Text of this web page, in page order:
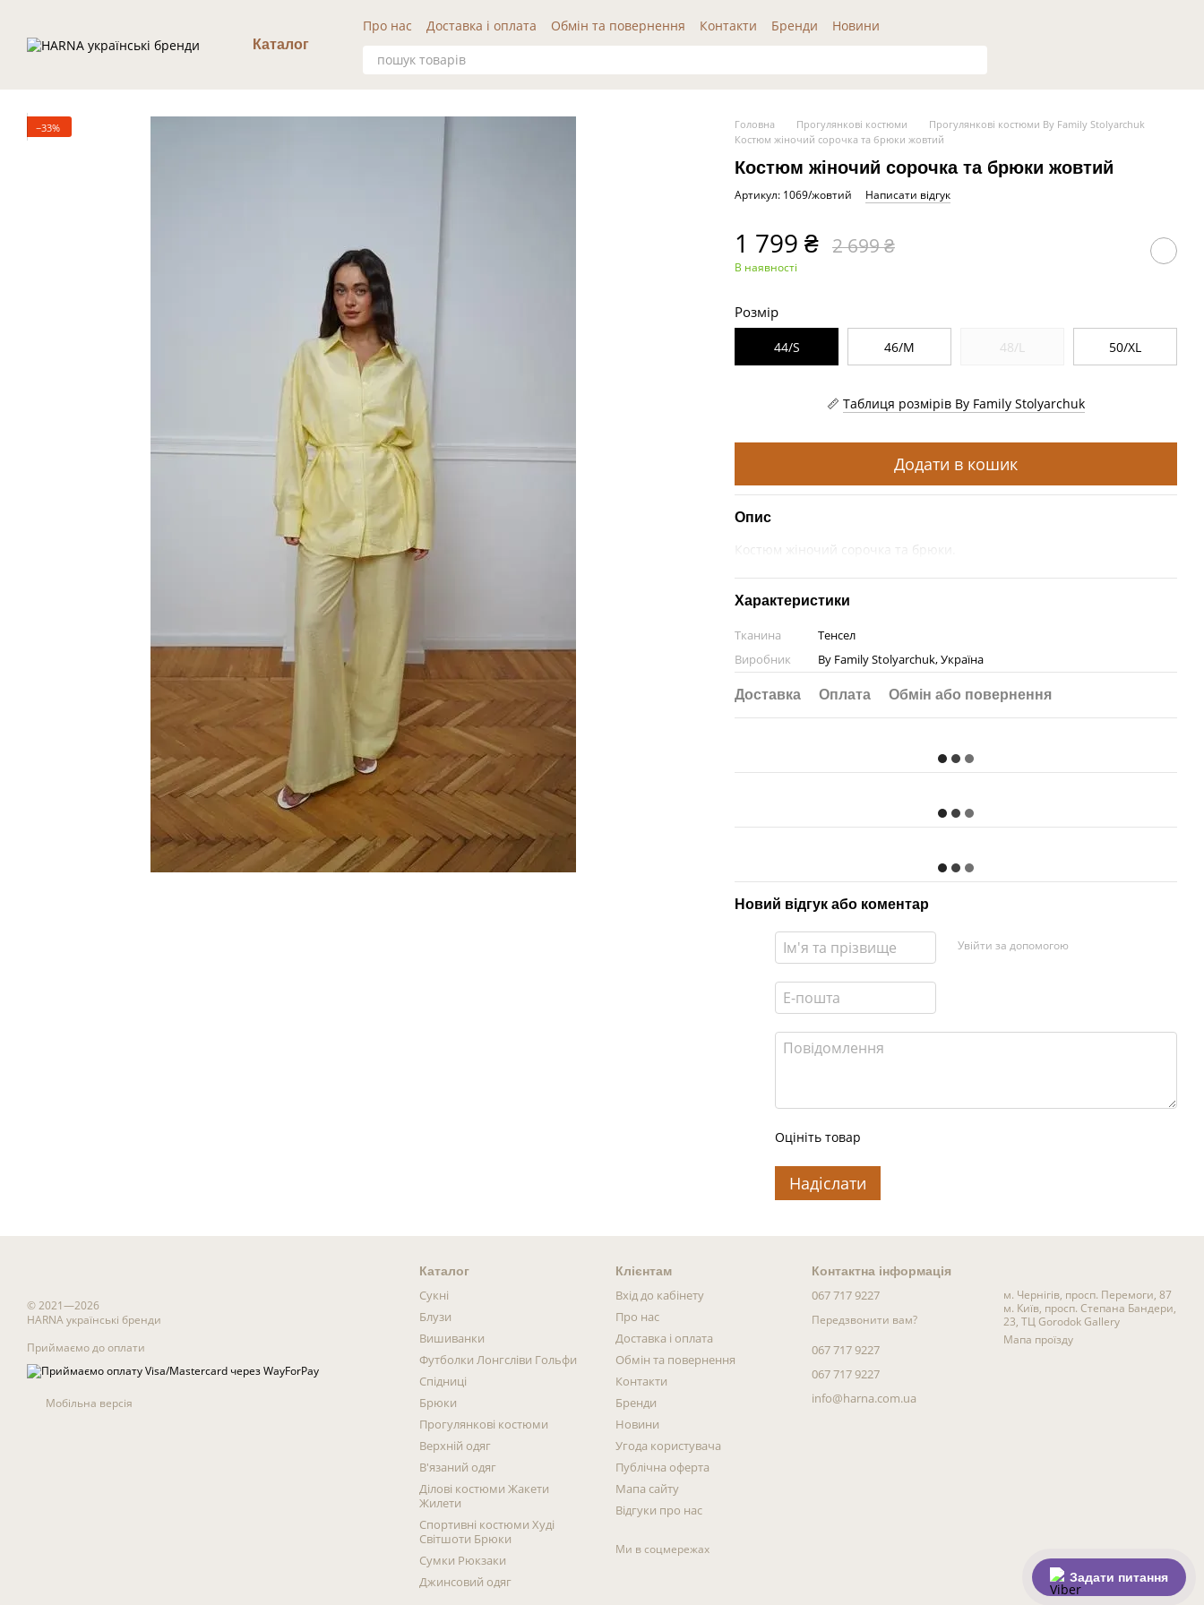
Задати питання
Каталог
Про нас Доставка і оплата Обмін та повернення Контакти Бренди
Новини
Угода користувача
Публічна оферта Відгуки про нас
−33% Головна Прогулянкові костюми
Прогулянкові костюми By Family Stolyarchuk
Костюм жіночий сорочка та брюки жовтий
Костюм жіночий сорочка та брюки жовтий
Артикул: 1069/жовтий Написати відгук
1 799 ₴ 2 699 ₴
В наявності
Розмір
44/S 46/M 48/L 50/XL
Таблиця розмірів By Family Stolyarchuk
Додати в кошик
Опис
Костюм жіночий сорочка та брюки.
Характеристики
Тканина
Тенсел
Виробник
By Family Stolyarchuk, Україна
Доставка Оплата Обмін або повернення
Новий відгук або коментар
Увійти за допомогою
Оцініть товар
Надіслати
© 2021—2026
HARNA українські бренди
Приймаємо до оплати
Мобільна версія
Каталог
Сукні
Блузи
Вишиванки
Футболки Лонгсліви Гольфи
Спідниці
Брюки
Прогулянкові костюми
Верхній одяг
В'язаний одяг
Ділові костюми Жакети
Жилети
Спортивні костюми Худі
Світшоти Брюки
Сумки Рюкзаки
Джинсовий одяг
Клієнтам
Вхід до кабінету
Про нас
Доставка і оплата
Обмін та повернення
Контакти
Бренди
Новини
Угода користувача
Публічна оферта
Мапа сайту
Відгуки про нас
Ми в соцмережах
Контактна інформація
067 717 9227
Передзвонити вам?
067 717 9227
067 717 9227
info@harna.com.ua
м. Чернігів, просп. Перемоги, 87
м. Київ, просп. Степана Бандери,
23, ТЦ Gorodok Gallery
Мапа проїзду